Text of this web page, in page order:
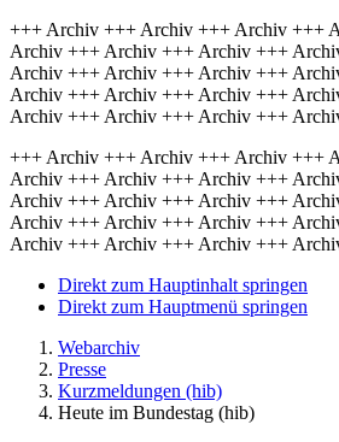
+++ Archiv +++ Archiv +++ Archiv +++
Archiv +++ Archiv +++ Archiv +++
Archiv +++ Archiv +++ Archiv +++
Archiv +++ Archiv +++ Archiv +++
Archiv +++ Archiv +++ Archiv +++
+++ Archiv +++ Archiv +++ Archiv +++
Archiv +++ Archiv +++ Archiv +++
Archiv +++ Archiv +++ Archiv +++
Archiv +++ Archiv +++ Archiv +++
Archiv +++ Archiv +++ Archiv +++
Direkt zum Hauptinhalt springen
Direkt zum Hauptmenü springen
Webarchiv
Presse
Kurzmeldungen (hib)
Heute im Bundestag (hib)